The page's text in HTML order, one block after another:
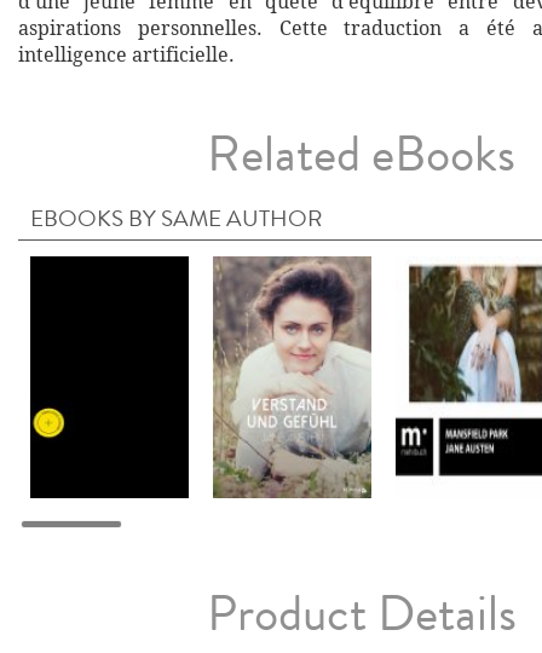
aspirations personnelles. Cette traduction a été
intelligence artificielle.
Related eBooks
EBOOKS BY SAME AUTHOR
Product Details